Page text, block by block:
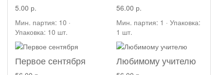
5.00 р.
Мин. партия: 10 ·
Упаковка: 10 шт.
56.00 р.
Мин. партия: 1 · Упаковка:
1 шт.
Первое сентября Любимому учителю